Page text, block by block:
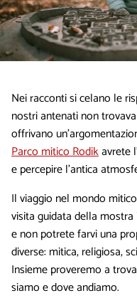
Nei racconti si celano le
nostri antenati non
offrivano
Parco mitico Rodikavrete
e percepire l’antica
Il viaggio nel mondo
visita guidata della
e non potrete farvi una
diverse: mitica, religiosa,
Insieme proveremo a
siamo e dove andiamo.